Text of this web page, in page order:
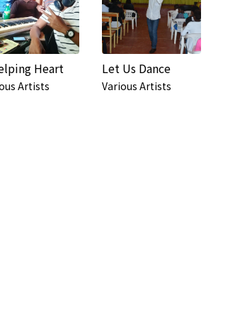
Heart
Artists
Let Us Dance
Various Artists